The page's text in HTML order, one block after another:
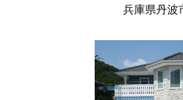
兵庫県丹